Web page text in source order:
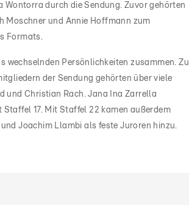
durch die Sendung. Zuvor gehörten
Moschner und Annie Hoffmann zum
Formats.
wechselnden Persönlichkeiten zusammen. Zu
der Sendung gehörten über viele
und Christian Rach. Jana Ina Zarrella
17. Mit Staffel 22 kamen außerdem
Joachim Llambi als feste Juroren hinzu.